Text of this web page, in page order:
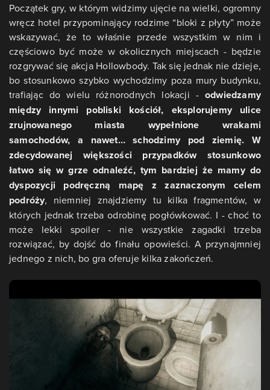
Początek gry, w którym widzimy ujęcie na wielki, ogromny
wręcz hotel przypominający rodzime “bloki z płyty” może
wskazywać, że to właśnie przede wszystkim w nim i
częściowo być może w okolicznych miejscach - będzie
rozgrywać się akcja Hollowbody. Tak się jednak nie dzieje,
bo stosunkowo szybko wychodzimy poza mury budynku,
trafiając do wielu różnorodnych lokacji - odwiedzamy
między innymi pobliski kościół, eksplorujemy ulice
zrujnowanego miasta wypełnione wrakami
samochodów, a nawet… schodzimy pod ziemię. W
zdecydowanej większości przypadków stosunkowo
łatwo się w grze odnaleźć, tym bardziej że mamy do
dyspozycji podręczną mapę z zaznaczonym celem
podróży, niemniej znajdziemy tu kilka fragmentów, w
których jednak trzeba odrobinę pogłówkować. I - choć to
może lekki spoiler - nie wszystkie zagadki trzeba
rozwiązać, by dojść do finału opowieści. A przynajmniej
jednego z nich, bo gra oferuje kilka zakończeń.